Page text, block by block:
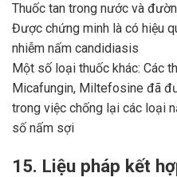
Thuốc tan trong nước và
Được chứng minh là có hiệu
nhiễm nấm candidiasis
Một số loại thuốc khác: Các
Micafungin, Miltefosine đã
trong việc chống lại các loại
số nấm sợi
15. Liệu pháp kết